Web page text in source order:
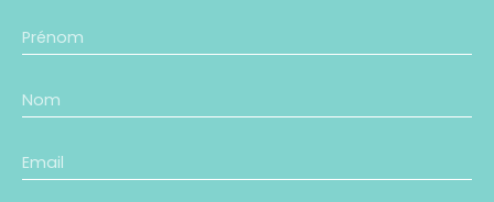
Prénom
Nom
Email